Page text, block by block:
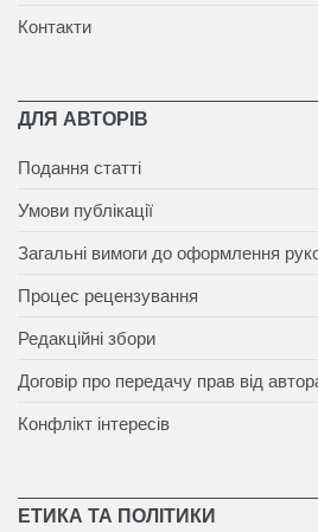
Контакти
ДЛЯ АВТОРІВ
Подання статті
Умови публікації
Загальні вимоги до оформлення
Процес рецензування
Редакційні збори
Договір про передачу прав від
Конфлікт інтересів
ЕТИКА ТА ПОЛІТИКИ